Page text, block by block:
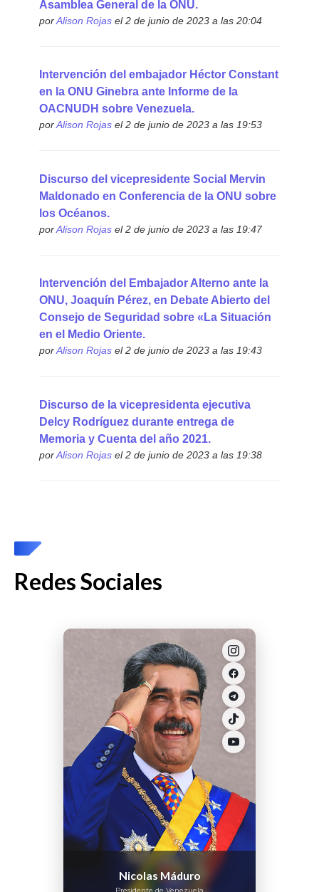
Asamblea General de la ONU.
porAlison Rojasel 2 de junio de 2023 a las 20:04
Intervención del embajador Héctor Constant
en la ONU Ginebra ante Informe de la
OACNUDH sobre Venezuela.
porAlison Rojasel 2 de junio de 2023 a las 19:53
Discurso del vicepresidente Social Mervin
Maldonado en Conferencia de la ONU sobre
los Océanos.
porAlison Rojasel 2 de junio de 2023 a las 19:47
Intervención del Embajador Alterno ante la
ONU, Joaquín Pérez, en Debate Abierto del
Consejo de Seguridad sobre «La Situación
en el Medio Oriente.
porAlison Rojasel 2 de junio de 2023 a las 19:43
Discurso de la vicepresidenta ejecutiva
Delcy Rodríguez durante entrega de
Memoria y Cuenta del año 2021.
porAlison Rojasel 2 de junio de 2023 a las 19:38
Redes Sociales
Nicolas Máduro
Presidente de Venezuela